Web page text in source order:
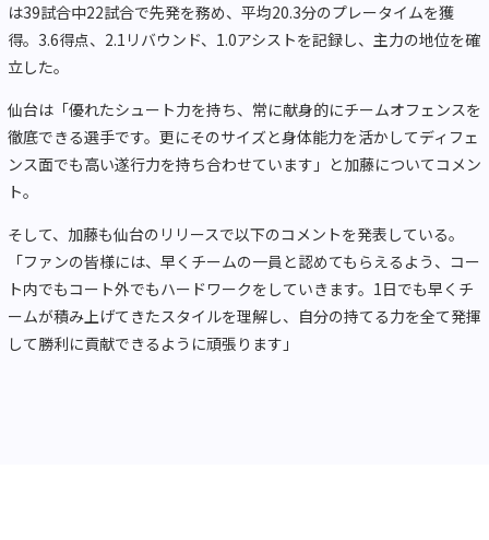
は39試合中22試合で先発を務め、平均20.3分のプレータイムを獲
得。3.6得点、2.1リバウンド、1.0アシストを記録し、主力の地位を確
立した。
仙台は「優れたシュート力を持ち、常に献身的にチームオフェンスを
徹底できる選手です。更にそのサイズと身体能力を活かしてディフェ
ンス面でも高い遂行力を持ち合わせています」と加藤についてコメン
ト。
そして、加藤も仙台のリリースで以下のコメントを発表している。
「ファンの皆様には、早くチームの一員と認めてもらえるよう、コー
ト内でもコート外でもハードワークをしていきます。1日でも早くチ
ームが積み上げてきたスタイルを理解し、自分の持てる力を全て発揮
して勝利に貢献できるように頑張ります」